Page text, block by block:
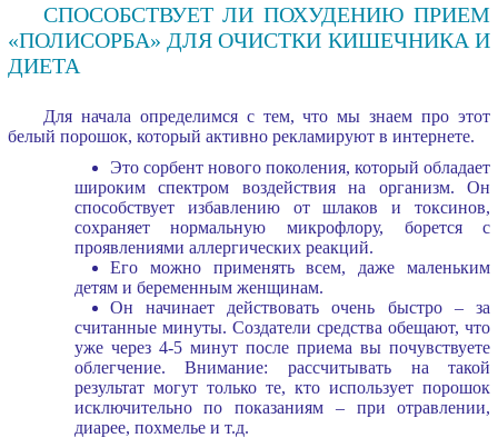
СПОСОБСТВУЕТ ЛИ ПОХУДЕНИЮ ПРИЕМ
«ПОЛИСОРБА» ДЛЯ ОЧИСТКИ КИШЕЧНИКА И
ДИЕТА
Для начала определимся с тем, что мы знаем про этот
белый порошок, который активно рекламируют в интернете.
Это сорбент нового поколения, который обладает
широким спектром воздействия на организм. Он
способствует избавлению от шлаков и токсинов,
сохраняет нормальную микрофлору, борется с
проявлениями аллергических реакций.
Его можно применять всем, даже маленьким
детям и беременным женщинам.
Он начинает действовать очень быстро – за
считанные минуты. Создатели средства обещают, что
уже через 4-5 минут после приема вы почувствуете
облегчение. Внимание: рассчитывать на такой
результат могут только те, кто использует порошок
исключительно по показаниям – при отравлении,
диарее, похмелье и т.д.